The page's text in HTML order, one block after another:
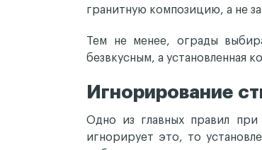
гранитную композицию, а не
Тем не менее, ограды
безвкусным, а установленная
Игнорирование
Одно из главных правил
игнорирует это, то